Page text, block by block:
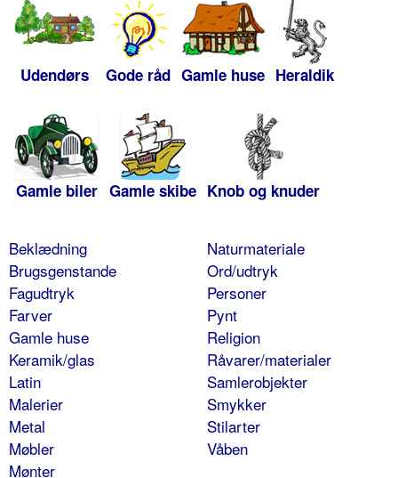
Udendørs Gode råd Gamle huse Heraldik
Gamle biler Gamle skibe Knob og knuder
Beklædning
Brugsgenstande
Fagudtryk
Farver
Gamle huse
Keramik/glas
Latin
Malerier
Metal
Møbler
Mønter
Naturmateriale
Ord/udtryk
Personer
Pynt
Religion
Råvarer/materialer
Samlerobjekter
Smykker
Stilarter
Våben